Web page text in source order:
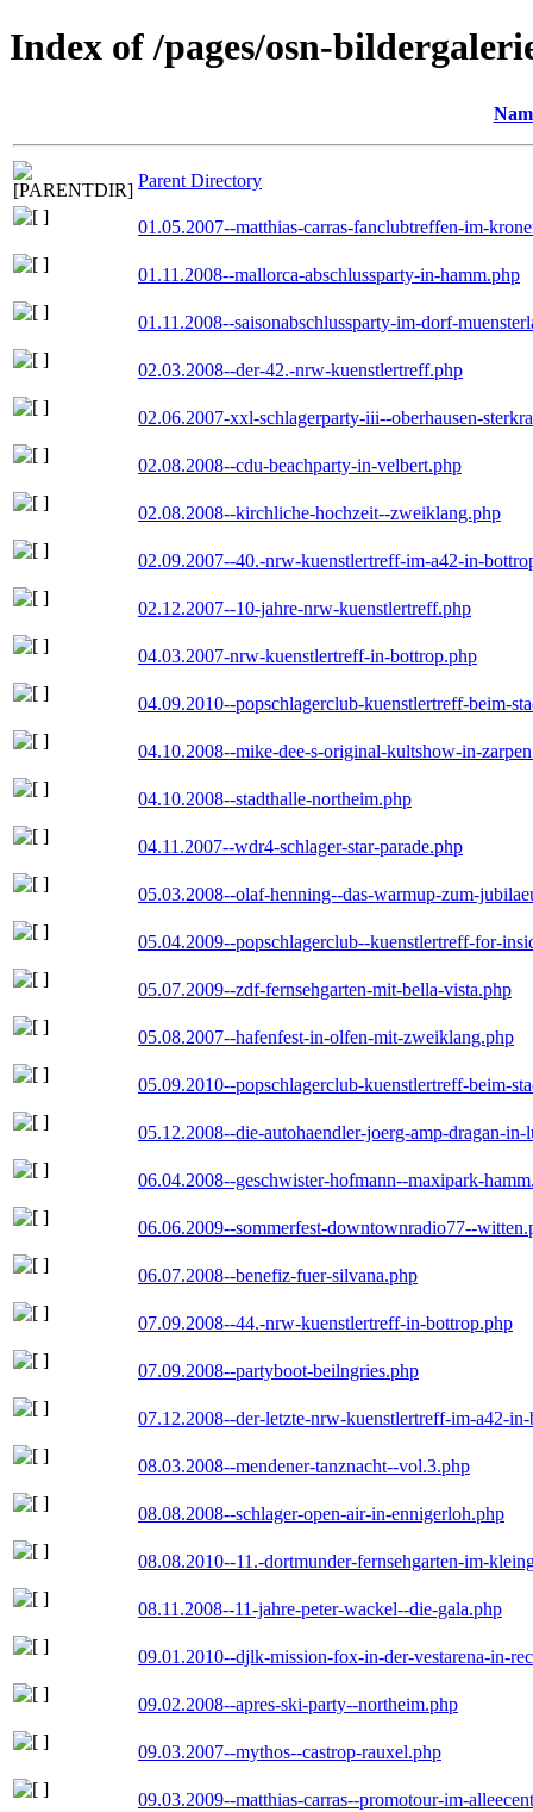
Index of /pages/osn-
Parent Directory
01.05.2007--matthias-carras-fanclubtreffen-im-
01.11.2008--mallorca-abschlussparty-in-hamm.php
01.11.2008--saisonabschlussparty-im-dorf-
02.03.2008--der-42.-nrw-kuenstlertreff.php
02.06.2007-xxl-schlagerparty-iii--oberhausen-
02.08.2008--cdu-beachparty-in-velbert.php
02.08.2008--kirchliche-hochzeit--zweiklang.php
02.09.2007--40.-nrw-kuenstlertreff-im-a42-in-
02.12.2007--10-jahre-nrw-kuenstlertreff.php
04.03.2007-nrw-kuenstlertreff-in-bottrop.php
04.09.2010--popschlagerclub-kuenstlertreff-beim-
04.10.2008--mike-dee-s-original-kultshow-in-
04.10.2008--stadthalle-northeim.php
04.11.2007--wdr4-schlager-star-parade.php
05.03.2008--olaf-henning--das-warmup-zum-
05.04.2009--popschlagerclub--kuenstlertreff-for-
05.07.2009--zdf-fernsehgarten-mit-bella-vista.php
05.08.2007--hafenfest-in-olfen-mit-zweiklang.php
05.09.2010--popschlagerclub-kuenstlertreff-beim-
05.12.2008--die-autohaendler-joerg-amp-dragan-in-
06.04.2008--geschwister-hofmann--maxipark-
06.06.2009--sommerfest-downtownradio77--
06.07.2008--benefiz-fuer-silvana.php
07.09.2008--44.-nrw-kuenstlertreff-in-bottrop.php
07.09.2008--partyboot-beilngries.php
07.12.2008--der-letzte-nrw-kuenstlertreff-im-a42-
08.03.2008--mendener-tanznacht--vol.3.php
08.08.2008--schlager-open-air-in-ennigerloh.php
08.08.2010--11.-dortmunder-fernsehgarten-im-
08.11.2008--11-jahre-peter-wackel--die-gala.php
09.01.2010--djlk-mission-fox-in-der-vestarena-in-
09.02.2008--apres-ski-party--northeim.php
09.03.2007--mythos--castrop-rauxel.php
09.03.2009--matthias-carras--promotour-im-